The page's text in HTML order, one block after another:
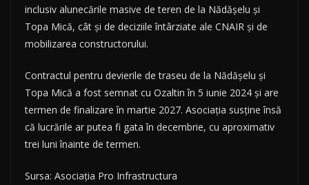
inclusiv alunecările masive de teren de la Nădășelu și
Topa Mică, cât și de deciziile întârziate ale CNAIR și de
mobilizarea constructorului.
Contractul pentru devierile de traseu de la Nădășelu și
Topa Mică a fost semnat cu Ozaltin în 5 iunie 2024 și are
termen de finalizare în martie 2027. Asociația susține însă
că lucrările ar putea fi gata în decembrie, cu aproximativ
trei luni înainte de termen.
Sursa: Asociația Pro Infrastructura